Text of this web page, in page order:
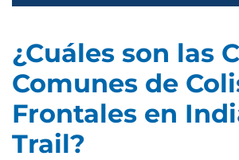
¿Cuáles son las
Comunes de
Frontales en
Trail?